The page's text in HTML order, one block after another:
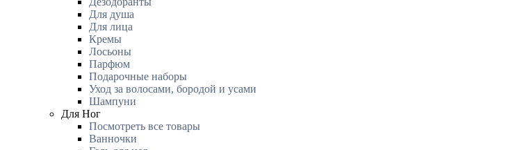
Для душа
Для лица
Кремы
Лосьоны
Парфюм
Подарочные наборы
Уход за волосами, бородой и усами
Шампуни
Для Ног
Посмотреть все товары
Ванночки